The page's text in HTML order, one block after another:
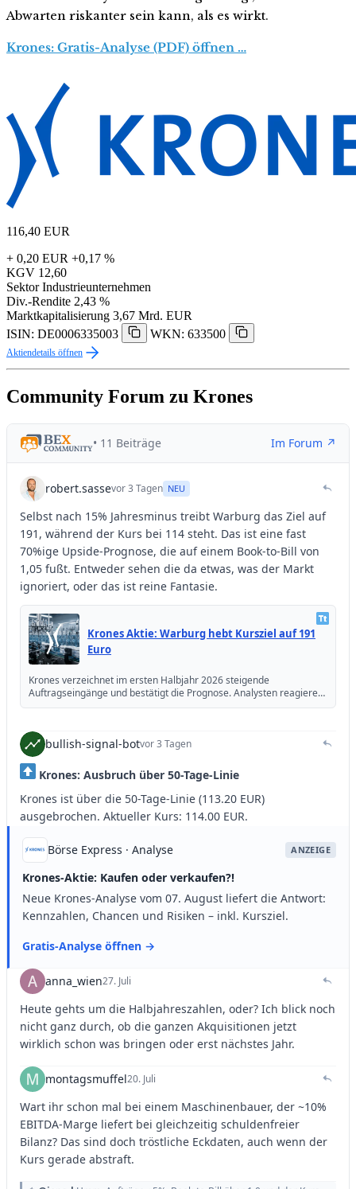
Abwarten riskanter sein kann, als es wirkt.
Krones: Gratis-Analyse (PDF) öffnen …
116,40 EUR
+ 0,20 EUR +0,17 %
KGV 12,60
Sektor Industrieunternehmen
Div.-Rendite 2,43 %
Marktkapitalisierung 3,67 Mrd. EUR
ISIN: DE0006335003
WKN: 633500
Aktiendetails öffnen
Community Forum zu Krones